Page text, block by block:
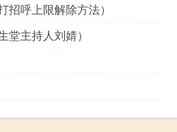
呼上限解除方法）
主持人刘婧）